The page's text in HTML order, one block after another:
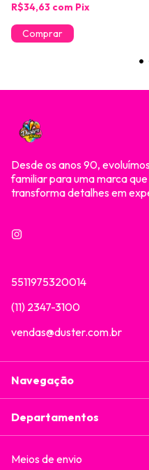
R$34,63 com Pix
Desde os anos 90,
familiar para uma marca
transforma detalhes em
5511975320014
(11) 2347-3100
vendas@duster.com.br
Navegação
Departamentos
Meios de envio